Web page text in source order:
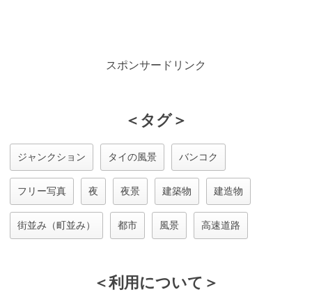
スポンサードリンク
＜タグ＞
ジャンクション タイの風景 バンコク
フリー写真 夜 夜景 建築物 建造物
街並み（町並み） 都市 風景 高速道路
＜利用について＞